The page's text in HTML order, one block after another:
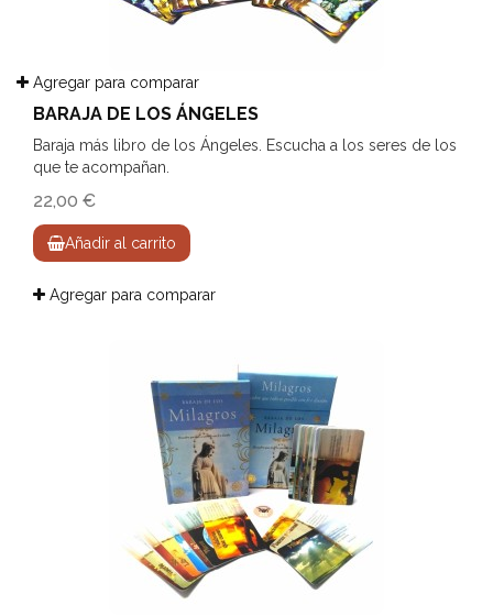
Agregar para comparar
BARAJA DE LOS ÁNGELES
Baraja más libro de los Ángeles. Escucha a los seres de los
que te acompañan.
22,00 €
Añadir al carrito
Agregar para comparar